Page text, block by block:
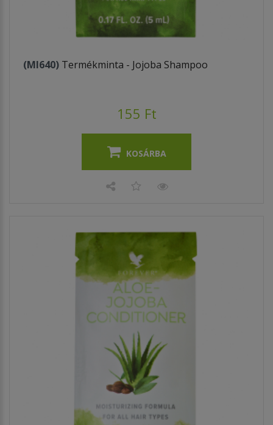
(MI640) Termékminta - Jojoba Shampoo
155 Ft
KOSÁRBA